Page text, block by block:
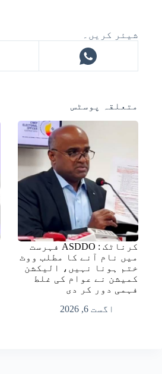
شیئر کریں۔
متعلقہ پوسٹس
کرناٹک : ASDDO فہرست
میں نام آنے کا مطلب ووٹ
ختم ہونا نہیں، الیکشن
کمیشن نے عوام کی غلط
فہمی دور کر دی
اگست 6, 2026